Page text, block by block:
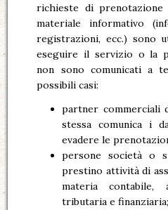
richieste di
materiale informativo
registrazioni, ecc.) sono
eseguire il servizio o la
non sono comunicati a
possibili casi:
partner commerciali
stessa comunica i
evadere le
persone società o
prestino attività di
materia contabile,
tributaria e finanziaria;